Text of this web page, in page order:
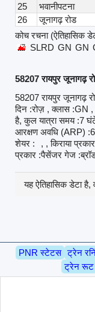
25
भवानीपटना
26
जूनागढ़ रोड
कोच रचना (ऐतिहासिक
SLRD GN GN
58207 रायपुर जूनागढ़
58207 रायपुर जूनागढ़
दिन :रोज़ , क्लास :GN ,
है, कुल यात्रा समय :7
आरक्षण अवधि (ARP)
शेयर :
, , किराया
प्रकार :पैसेंजर गेज
यह ऐतिहासिक डेटा है,
PNR स्टेटस ट्रेन
ट्रेन रूट